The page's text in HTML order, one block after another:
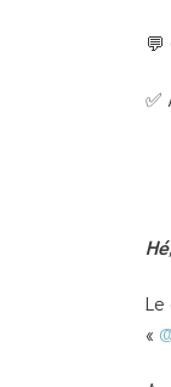
💬
✅
Le
«